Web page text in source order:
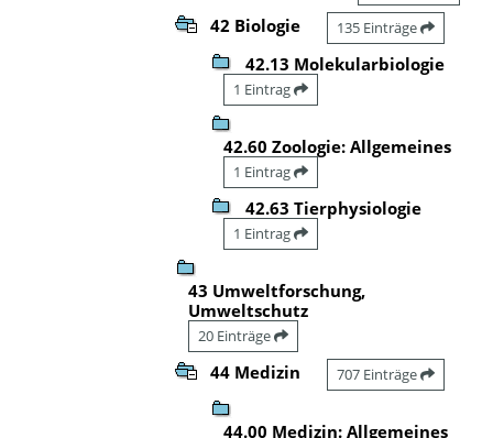
42 Biologie 135 Einträge
42.13 Molekularbiologie
1 Eintrag
42.60 Zoologie: Allgemeines
1 Eintrag
42.63 Tierphysiologie
1 Eintrag
43 Umweltforschung,
Umweltschutz
20 Einträge
44 Medizin 707 Einträge
44.00 Medizin: Allgemeines